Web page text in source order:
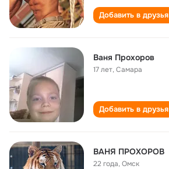
Добавить в друзья
Ваня Прохоров
17 лет,Самара
Добавить в друзья
ВАНЯ ПРОХОРОВ
22 года,Омск